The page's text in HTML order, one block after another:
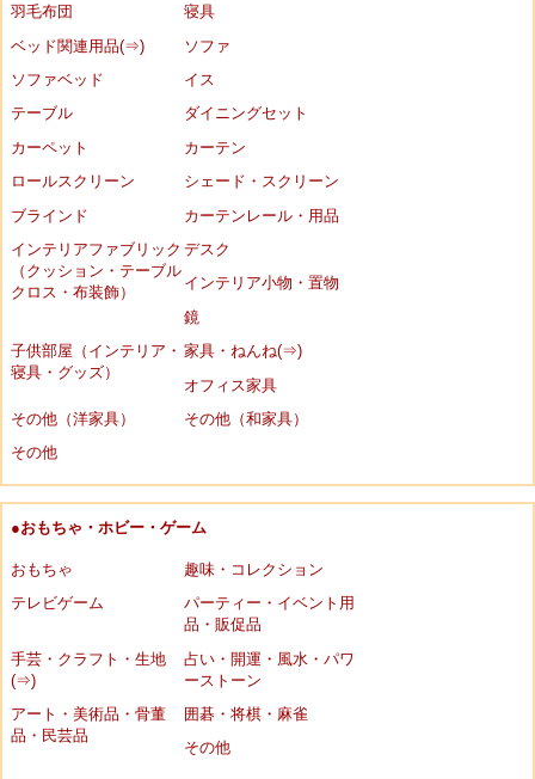
羽毛布団
寝具
ベッド関連用品(⇒)
ソファ
ソファベッド
イス
テーブル
ダイニングセット
カーペット
カーテン
ロールスクリーン
シェード・スクリーン
ブラインド
カーテンレール・用品
インテリアファブリック
（クッション・テーブル
クロス・布装飾）
デスク
インテリア小物・置物
鏡
子供部屋（インテリア・
寝具・グッズ）
家具・ねんね(⇒)
オフィス家具
その他（洋家具）
その他（和家具）
その他
●おもちゃ・ホビー・ゲーム
おもちゃ
趣味・コレクション
テレビゲーム
パーティー・イベント用
品・販促品
手芸・クラフト・生地
(⇒)
占い・開運・風水・パワ
ーストーン
アート・美術品・骨董
品・民芸品
囲碁・将棋・麻雀
その他